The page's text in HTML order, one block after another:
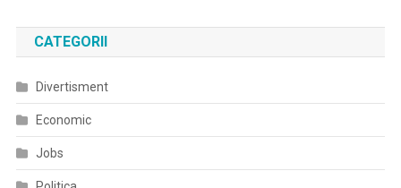
CATEGORII
Divertisment
Economic
Jobs